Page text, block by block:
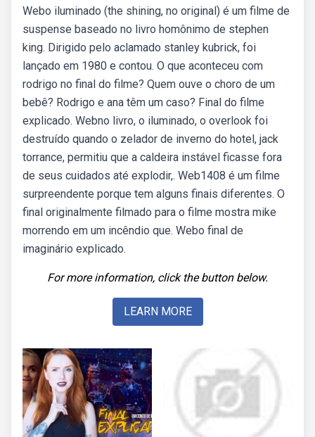
Webo iluminado (the shining, no original) é um filme de
suspense baseado no livro homônimo de stephen
king. Dirigido pelo aclamado stanley kubrick, foi
lançado em 1980 e contou. O que aconteceu com
rodrigo no final do filme? Quem ouve o choro de um
bebê? Rodrigo e ana têm um caso? Final do filme
explicado. Webno livro, o iluminado, o overlook foi
destruído quando o zelador de inverno do hotel, jack
torrance, permitiu que a caldeira instável ficasse fora
de seus cuidados até explodir,. Web1408 é um filme
surpreendente porque tem alguns finais diferentes. O
final originalmente filmado para o filme mostra mike
morrendo em um incêndio que. Webo final de
imaginário explicado.
For more information, click the button below.
LEARN MORE